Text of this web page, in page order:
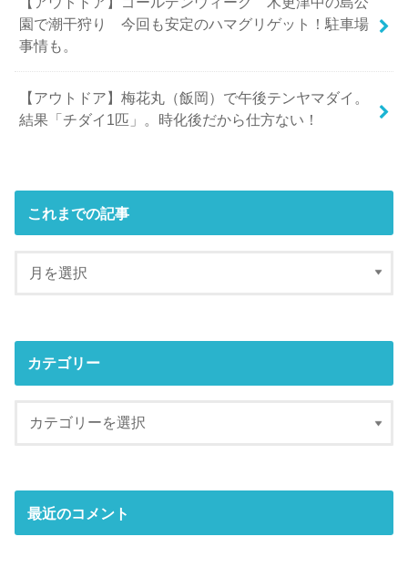
園で潮干狩り 今回も安定のハマグリゲット！駐車場
事情も。
【アウトドア】梅花丸（飯岡）で午後テンヤマダイ。
結果「チダイ1匹」。時化後だから仕方ない！
これまでの記事
カテゴリー
最近のコメント